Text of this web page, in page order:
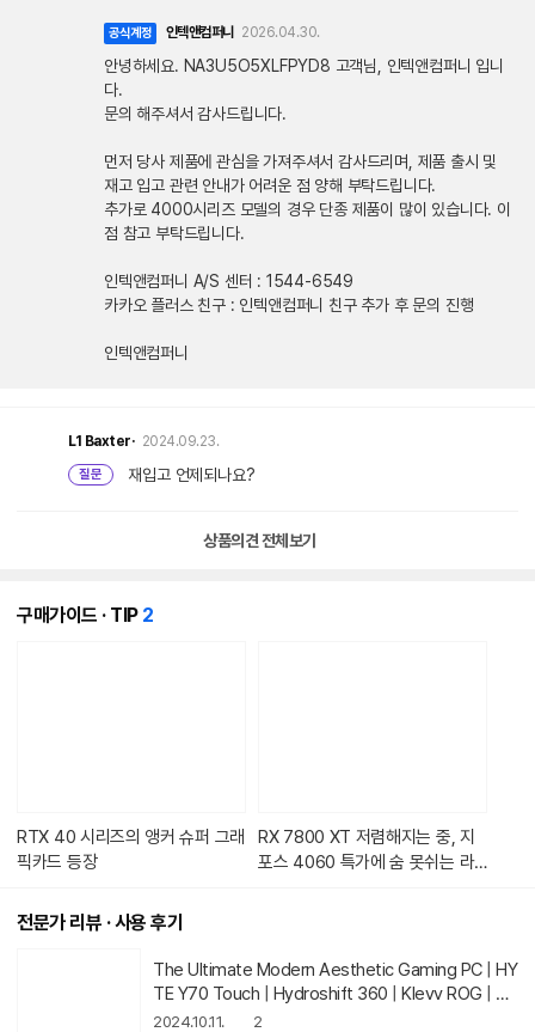
공식계정 인텍앤컴퍼니 2026.04.30.
안녕하세요. NA3U5O5XLFPYD8 고객님, 인텍앤컴퍼니 입니
다.
문의 해주셔서 감사드립니다.
먼저 당사 제품에 관심을 가져주셔서 감사드리며, 제품 출시 및
재고 입고 관련 안내가 어려운 점 양해 부탁드립니다.
추가로 4000시리즈 모델의 경우 단종 제품이 많이 있습니다. 이
점 참고 부탁드립니다.
인텍앤컴퍼니 A/S 센터 : 1544-6549
카카오 플러스 친구 : 인텍앤컴퍼니 친구 추가 후 문의 진행
인텍앤컴퍼니
L1 Baxter· 2024.09.23.
질문 재입고 언제되나요?
상품의견 전체보기
구매가이드 · TIP 2개
RTX 40 시리즈의 앵커 슈퍼 그래
픽카드 등장
RX 7800 XT 저렴해지는 중, 지
포스 4060 특가에 숨 못쉬는 라
전문가 리뷰 · 사용 후기
The Ultimate Modern Aesthetic Gaming PC | HY
TE Y70 Touch | Hydroshift 360 | Klevv ROG | 40
80 Super
2024.10.11. 2